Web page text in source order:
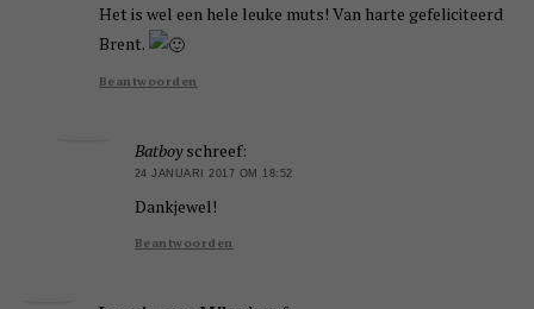
Het is wel een hele leuke muts! Van harte gefeliciteerd
Brent.
Beantwoorden
Batboy schreef:
24 JANUARI 2017 OM 18:52
Dankjewel!
Beantwoorden